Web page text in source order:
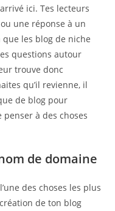
ici. Tes lecteurs
une réponse à un
que les blog de niche
questions autour
trouve donc
qu’il revienne, il
de blog pour
à des choses
de domaine
des choses les plus
de ton blog